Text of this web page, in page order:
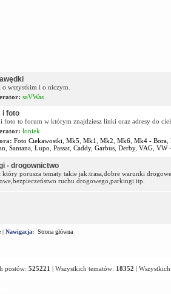
o wszystkim i o niczym.
saVWas
i foto
foto to forum w którym znajdziesz linki oraz adresy do
loniek
Foto Ciekawostki Mk5 Mk1 Mk2 Mk6, Mk4 - Bora,
Santana, Lupo Passat, Caddy, Garbus, Derby, VAG, VW
- drogownictwo
który porusza tematy takie jak:trasa,dobre warunki
ruchu drogowego,parkingi itp.
| Nawigacja: Strona główna
postów: 525221 | Wszystkich tematów: 18352 |